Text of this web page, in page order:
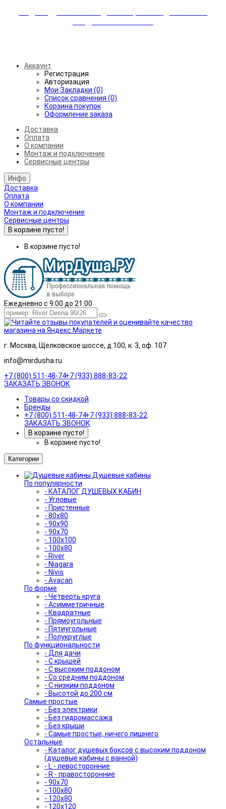
Аккаунт
Регистрация
Авторизация
Мои Закладки (0)
Список сравнения (0)
Корзина покупок
Оформление заказа
Доставка
Оплата
О компании
Монтаж и подключение
Сервисные центры
Инфо
Доставка
Оплата
О компании
Монтаж и подключение
Сервисные центры
В корзине пусто!
В корзине пусто!
Ежедневно с 9:00 до 21:00
г. Москва, Щелковское шоссе, д.100, к. 3, оф. 107
info@mirdusha.ru
+7 (800) 511-48-74+7 (933) 888-83-22
ЗАКАЗАТЬ ЗВОНОК
Товары со скидкой
Бренды
+7 (800) 511-48-74+7 (933) 888-83-22
ЗАКАЗАТЬ ЗВОНОК
В корзине пусто!
В корзине пусто!
Категории
Душевые кабины
По популярности
- КАТАЛОГ ДУШЕВЫХ КАБИН
- Угловые
- Пристенные
- 80x80
- 90x90
- 90x70
- 100x100
- 100x80
- River
- Niagara
- Nivis
- Avacan
По форме
- Четверть круга
- Асимметричные
- Квадратные
- Прямоугольные
- Пятиугольные
- Полукруглые
По функциональности
- Для дачи
- С крышей
- С высоким поддоном
- Со средним поддоном
- С низким поддоном
- Высотой до 200 см
Самые простые
- Без электрики
- Без гидромассажа
- Без крыши
- Самые простые, ничего лишнего
Остальные
- Каталог душевых боксов с высоким поддоном
(душевые кабины с ванной)
- L - левосторонние
- R - правосторонние
- 90x70
- 100x80
- 120x80
- 120x120